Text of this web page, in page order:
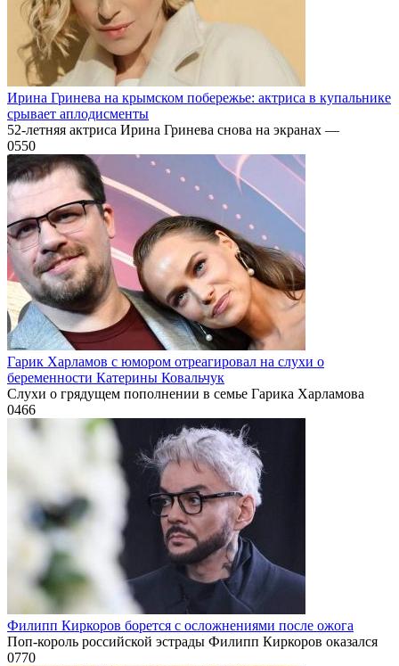
Ирина Гринева на крымском побережье: актриса в купальнике
срывает аплодисменты
52-летняя актриса Ирина Гринева снова на экранах —
0550
Гарик Харламов с юмором отреагировал на слухи о
беременности Катерины Ковальчук
Слухи о грядущем пополнении в семье Гарика Харламова
0466
Филипп Киркоров борется с осложнениями после ожога
Поп-король российской эстрады Филипп Киркоров оказался
0770